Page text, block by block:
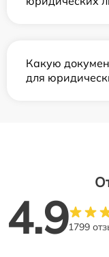
Какую
для
4.91799